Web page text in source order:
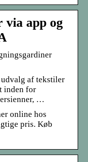
via app og
af tekstiler
inden for
…
online hos
pris. Køb